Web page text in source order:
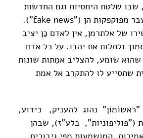
שבו שלטת היחסיות וגם החדשות
הנשמעות בו מכל עבר מפוקפקות הן ("fake news").
של אלתרמן, אין לאדם כַּן יציב
ולתלות את יהבו. על כל אדם
שומע, להצליב אמִתות שונות
שתסייע לו להתקרב אל אמת
"ראשוֹמוֹן" נהוג להעניק, כידוע,
("פוליפוניות", בלע"ז), שבהן